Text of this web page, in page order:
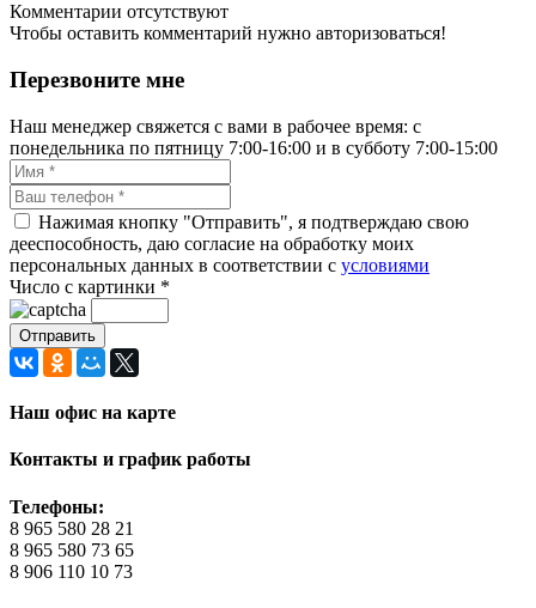
Комментарии отсутствуют
Чтобы оставить комментарий нужно авторизоваться!
Перезвоните мне
Наш менеджер свяжется с вами в рабочее время: с
понедельника по пятницу 7:00-16:00 и в субботу 7:00-15:00
Нажимая кнопку "Отправить", я подтверждаю свою
дееспособность, даю согласие на обработку моих
персональных данных в соответствии с условиями
Число с картинки *
Наш офис на карте
Контакты и график работы
Телефоны:
8 965 580 28 21
8 965 580 73 65
8 906 110 10 73